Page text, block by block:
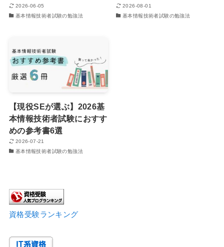
2026-06-05
基本情報技術者試験の勉強法
2026-08-01
基本情報技術者試験の勉強法
【現役SEが選ぶ】2026基
本情報技術者試験におすす
めの参考書6選
2026-07-21
基本情報技術者試験の勉強法
資格受験ランキング